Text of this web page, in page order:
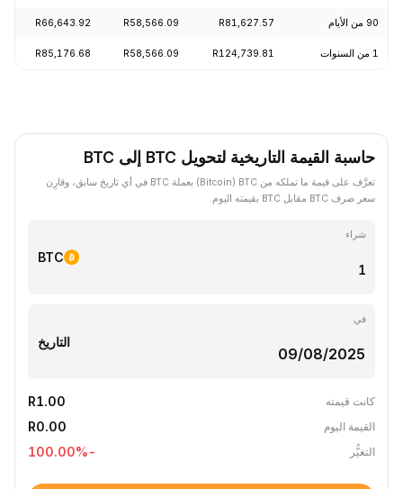
90 من الأيام R81,627.57
R58,566.09
R66,643.92
1 من السنوات R124,739.81
R58,566.09
R85,176.68
حاسبة القيمة التاريخية لتحويل BTC إلى BTC
تعرَّف على قيمة ما تملكه من BTC ‏(Bitcoin) بعملة BTC في أي تاريخ سابق، وقارِن
سعر صرف BTC مقابل BTC بقيمته اليوم.
شراء
BTC
في
التاريخ
كانت قيمته R1.00
القيمة اليوم R0.00
التغيُّر -100.00
%